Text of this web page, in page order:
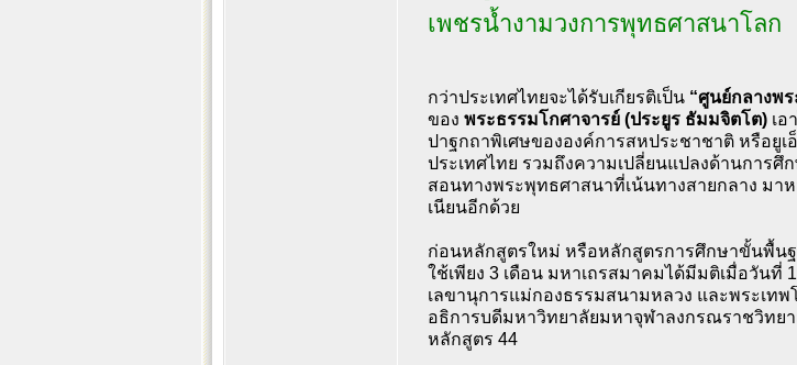
เพชรน้ำงามวงการพุทธศาสนาโลก
กว่าประเทศไทยจะได้รับเกียรติเป็น “ศูนย์กลางพ
ของ พระธรรมโกศาจารย์ (ประยูร ธัมมจิตโต) เอ
ปาฐกถาพิเศษขององค์การสหประชาชาติ หรือยู
ประเทศไทย รวมถึงความเปลี่ยนแปลงด้านการ
สอนทางพระพุทธศาสนาที่เน้นทางสายกลาง ม
เนียนอีกด้วย
ก่อนหลักสูตรใหม่ หรือหลักสูตรการศึกษาขั้นพื้น
ใช้เพียง 3 เดือน มหาเถรสมาคมได้มีมติเมื่อวันที่
เลขานุการแม่กองธรรมสนามหลวง และพระเ
อธิการบดีมหาวิทยาลัยมหาจุฬาลงกรณราชวิทย
หลักสูตร 44